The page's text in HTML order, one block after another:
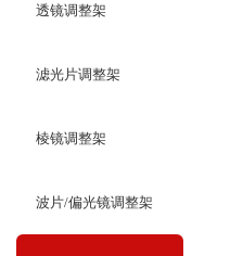
透镜调整架
滤光片调整架
棱镜调整架
波片/偏光镜调整架